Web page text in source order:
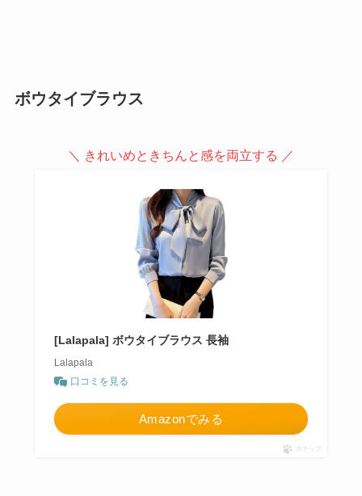
ボウタイブラウス
＼ きれいめときちんと感を両立する ／
[Lalapala] ボウタイブラウス 長袖
Lalapala
口コミを見る
Amazonでみる
ポチップ